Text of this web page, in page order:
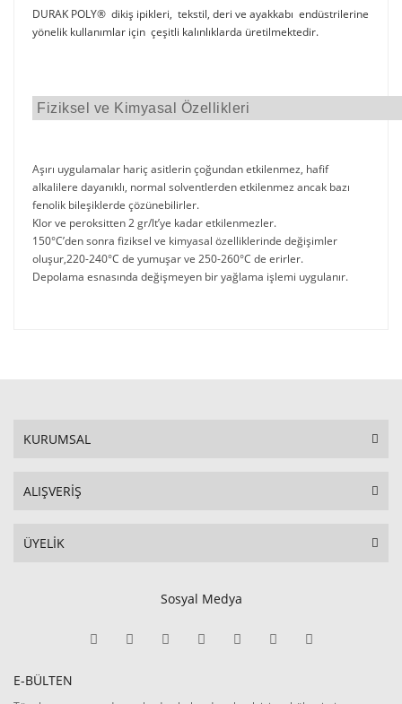
DURAK POLY® dikiş ipikleri, tekstil, deri ve ayakkabı endüstrilerine
yönelik kullanımlar için çeşitli kalınlıklarda üretilmektedir.
Fiziksel ve Kimyasal Özellikleri
Aşırı uygulamalar hariç asitlerin çoğundan etkilenmez, hafif
alkalilere dayanıklı, normal solventlerden etkilenmez ancak bazı
fenolik bileşiklerde çözünebilirler.
Klor ve peroksitten 2 gr/lt’ye kadar etkilenmezler.
150°C’den sonra fiziksel ve kimyasal özelliklerinde değişimler
oluşur,220-240°C de yumuşar ve 250-260°C de erirler.
Depolama esnasında değişmeyen bir yağlama işlemi uygulanır.
KURUMSAL
ALIŞVERİŞ
ÜYELİK
Sosyal Medya
E-BÜLTEN